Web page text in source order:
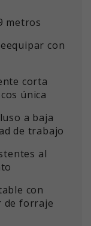
metros
con
corta
única
a baja
de trabajo
al
con
de forraje